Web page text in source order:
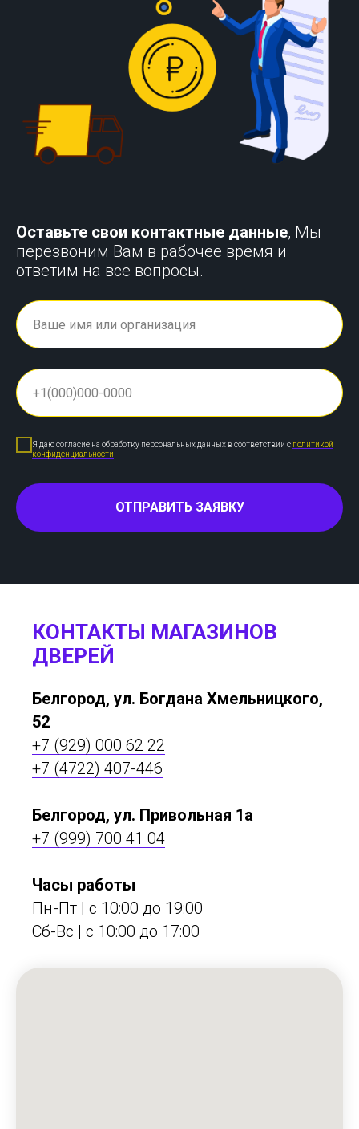
Оставьте свои контактные данные, Мы
перезвоним Вам в рабочее время и
ответим на все вопросы.
Я даю согласие на обработку персональных данных в соответствии с политикой
конфиденциальности
ОТПРАВИТЬ ЗАЯВКУ
КОНТАКТЫ МАГАЗИНОВ
ДВЕРЕЙ
Белгород, ул. Богдана Хмельницкого,
52
+7 (929) 000 62 22
+7 (4722) 407-446
Белгород, ул. Привольная 1а
+7 (999) 700 41 04
Часы работы
Пн-Пт | с 10:00 до 19:00
Сб-Вс | c 10:00 до 17:00